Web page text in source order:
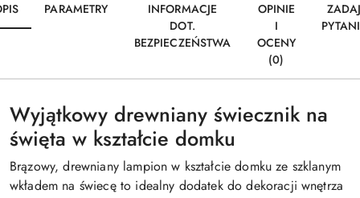
PARAMETRY
INFORMACJE
DOT.
BEZPIECZEŃSTWA
OPINIE
I
OCENY
(0)
Wyjątkowy drewniany świecznik na
święta w kształcie domku
Brązowy, drewniany lampion w kształcie domku ze szklanym
wkładem na świecę to idealny dodatek do dekoracji wnętrza